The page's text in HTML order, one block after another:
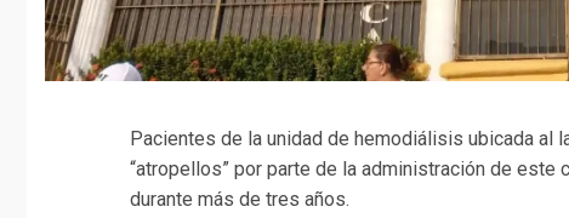
Pacientes de la unidad de hemodiálisis ubicada al
“atropellos” por parte de la administración de este
durante más de tres años.